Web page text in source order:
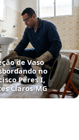
de Vaso
no
Peres I,
Claros‑MG